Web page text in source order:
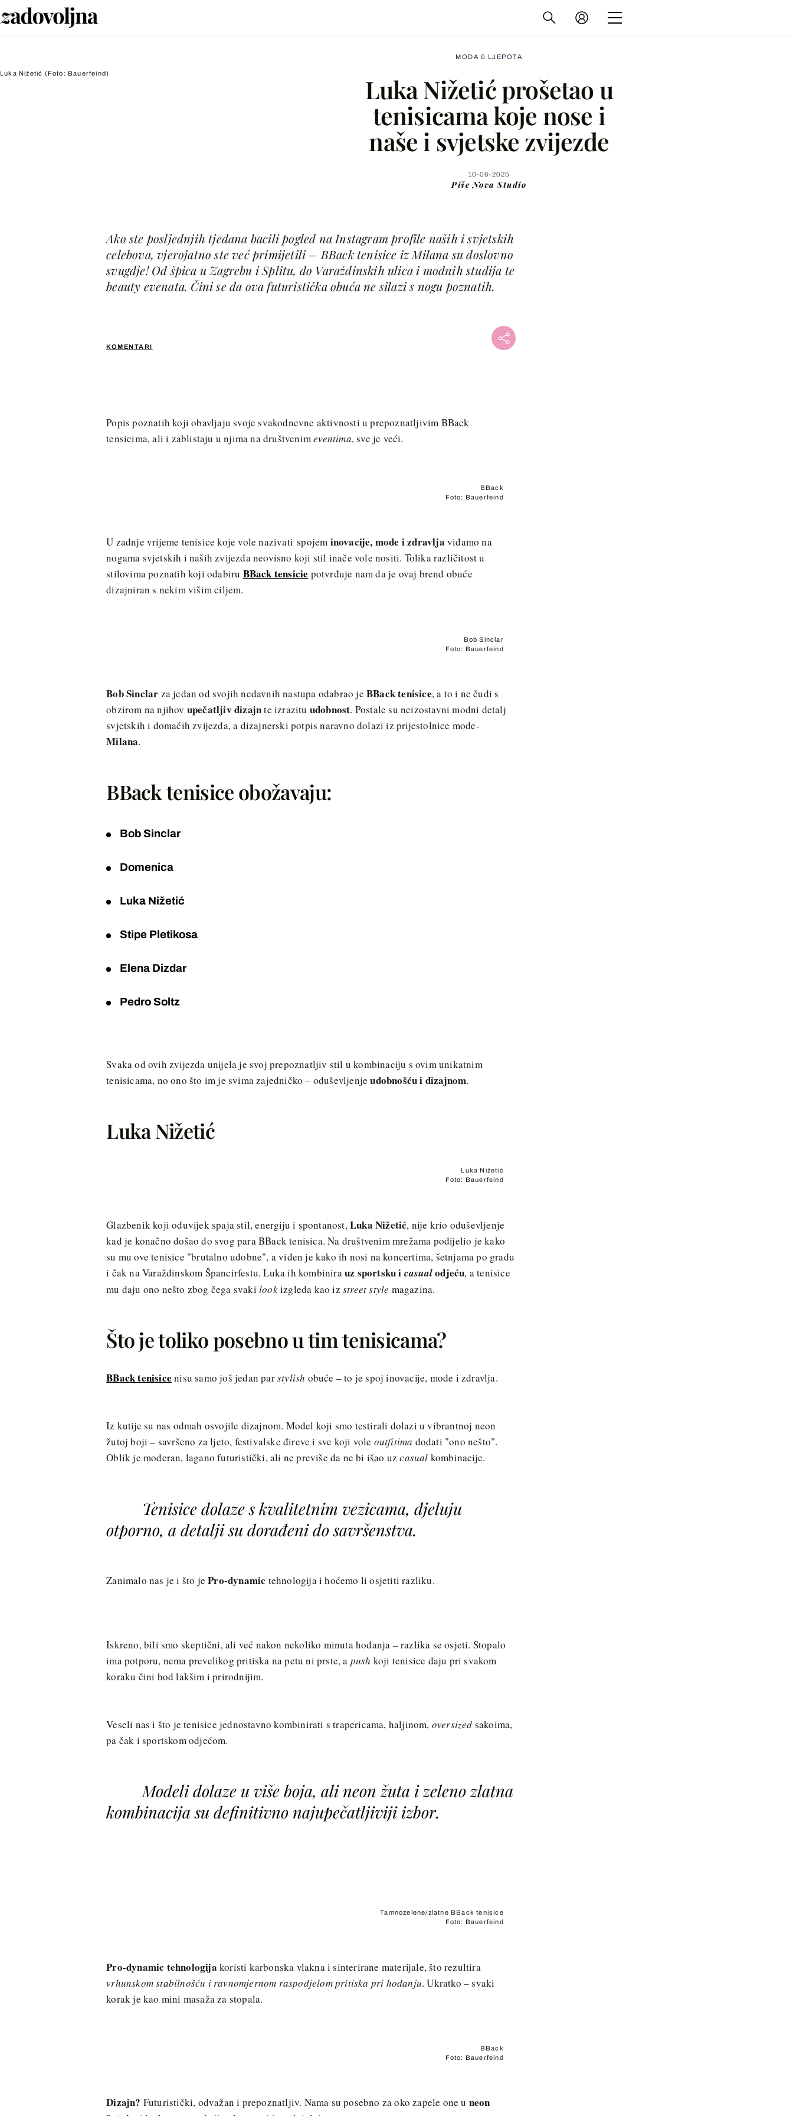
Luka Nižetić (Foto: Bauerfeind)
MODA & LJEPOTA
Luka Nižetić prošetao u
tenisicama koje nose i
naše i svjetske zvijezde
10-06-2025
Piše Nova Studio
KOMENTARI
Ako ste posljednjih tjedana bacili pogled na Instagram profile naših i svjetskih
celebova, vjerojatno ste već primijetili – BBack tenisice iz Milana su doslovno
svugdje! Od špica u Zagrebu i Splitu, do Varaždinskih ulica i modnih studija te
beauty evenata. Čini se da ova futuristička obuća ne silazi s nogu poznatih.
Facebook
Viber
Popis poznatih koji obavljaju svoje svakodnevne aktivnosti u prepoznatljivim BBack
tensicima, ali i zablistaju u njima na društvenimeventima, sve je veći.
BBack
Foto: Bauerfeind
U zadnje vrijeme tenisice koje vole nazivati spojem inovacije, mode i zdravlja viđamo na
nogama svjetskih i naših zvijezda neovisno koji stil inače vole nositi. Tolika različitost u
stilovima poznatih koji odabiru BBack tensicie potvrđuje nam da je ovaj brend obuće
dizajniran s nekim višim ciljem.
Bob Sinclar
Foto: Bauerfeind
Bob Sinclar za jedan od svojih nedavnih nastupa odabrao je BBack tenisice, a to i ne čudi s
obzirom na njihov upečatljiv dizajnte izrazitu udobnost. Postale su neizostavni modni detalj
svjetskih i domaćih zvijezda, a dizajnerski potpis naravno dolazi iz prijestolnice mode-
Milana.
BBack tenisice obožavaju:
Bob Sinclar
Domenica
Luka Nižetić
Stipe Pletikosa
Elena Dizdar
Pedro Soltz
Svaka od ovih zvijezda unijela je svoj prepoznatljiv stil u kombinaciju s ovim unikatnim
tenisicama, no ono što im je svima zajedničko – oduševljenjeudobnošću i dizajnom.
Luka Nižetić
Luka Nižetić
Foto: Bauerfeind
Glazbenik koji oduvijek spaja stil, energiju i spontanost,Luka Nižetić, nije krio oduševljenje
kad je konačno došao do svog para BBack tenisica. Na društvenim mrežama podijelio je kako
su mu ove tenisice "brutalno udobne", a viđen je kako ih nosi na koncertima, šetnjama po gradu
i čak na Varaždinskom Špancirfestu. Luka ih kombinirauz sportsku i casualodjeću, a tenisice
mu daju ono nešto zbog čega svaki lookizgleda kao iz street style magazina.
Što je toliko posebno u tim tenisicama?
BBack tenisice nisu samo još jedan parstylish obuće – to je spoj inovacije, mode i zdravlja.
Iz kutije su nas odmah osvojile dizajnom. Model koji smo testirali dolazi u vibrantnoj neon
žutoj boji – savršeno za ljeto, festivalske đireve i sve koji vole outfitima dodati "ono nešto".
Oblik je moderan, lagano futuristički, ali ne previše da ne bi išao uzcasual kombinacije.
Tenisice dolaze s kvalitetnim vezicama, djeluju
otporno, a detalji su dorađeni do savršenstva.
Zanimalo nas je i što jePro-dynamic tehnologija i hoćemo li osjetiti razliku.
Iskreno, bili smo skeptični, ali već nakon nekoliko minuta hodanja – razlika se osjeti. Stopalo
ima potporu, nema prevelikog pritiska na petu ni prste, a push koji tenisice daju pri svakom
koraku čini hod lakšim i prirodnijim.
Veseli nas i što je tenisice jednostavno kombinirati s trapericama, haljinom, oversized sakoima,
pa čak i sportskom odjećom.
Modeli dolaze u više boja, ali neon žuta i zeleno zlatna
kombinacija su definitivno najupečatljiviji izbor.
Tamnozelene/zlatne BBack tenisice
Foto: Bauerfeind
Pro-dynamic tehnologija koristi karbonska vlakna i sinterirane materijale, što rezultira
vrhunskom stabilnošću i ravnomjernom raspodjelom pritiska pri hodanju. Ukratko – svaki
korak je kao mini masaža za stopala.
BBack
Foto: Bauerfeind
Dizajn? Futuristički, odvažan i prepoznatljiv. Nama su posebno za oko zapele one u neon